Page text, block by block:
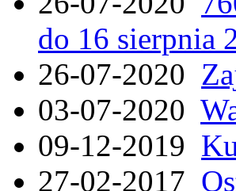
do 16 sierpnia
26-07-2020
03-07-2020
09-12-2019
27-02-2017